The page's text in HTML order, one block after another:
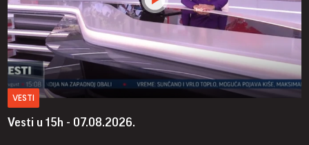
VESTI
Vesti u 15h - 07.08.2026.